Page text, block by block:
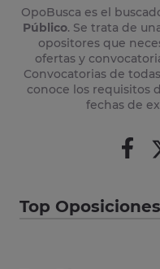
OpoBusca es el
Público. Se trata de
opositores que
ofertas y
Convocatorias de
conoce los requisitos
fechas de
Top Oposiciones